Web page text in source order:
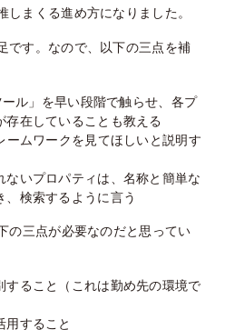
まくる進め方になりました。
です。なので、以下の三点を補
ル」を早い段階で触らせ、各プ
存在していることも教える
ームワークを見てほしいと説明す
ないプロパティは、名称と簡単な
検索するように言う
の三点が必要なのだと思ってい
すること（これは勤め先の環境で
用すること